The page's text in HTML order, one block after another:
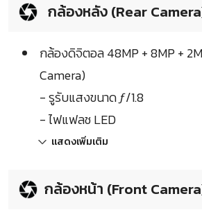
กล้องหลัง (Rear
กล้องดิจิตอล 48MP + 8MP +
Camera)
- รูรับแสงขนาด ƒ/1.8
- ไฟแฟลช LED
แสดงเพิ่มเติม
กล้องหน้า (Front